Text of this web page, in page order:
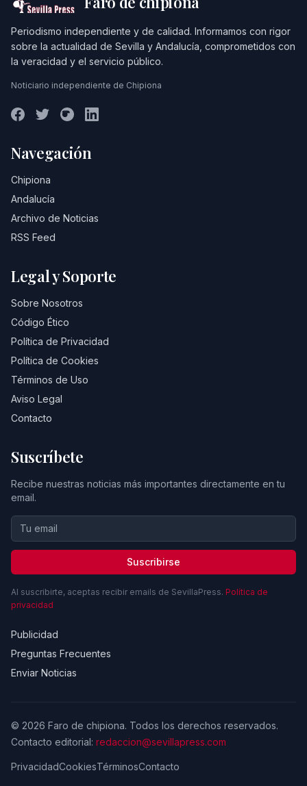
Periodismo independiente y de calidad. Informamos con rigor
sobre la actualidad de Sevilla y Andalucía, comprometidos con
la veracidad y el servicio público.
Noticiario independiente de Chipiona
Navegación
Chipiona
Andalucía
Archivo de Noticias
RSS Feed
Legal y Soporte
Sobre Nosotros
Código Ético
Política de Privacidad
Política de Cookies
Términos de Uso
Aviso Legal
Contacto
Suscríbete
Recibe nuestras noticias más importantes directamente en tu
email.
Suscribirse
Al suscribirte, aceptas recibir emails de SevillaPress. Política de
privacidad
Publicidad
Preguntas Frecuentes
Enviar Noticias
© 2026 Faro de chipiona. Todos los derechos reservados.
Contacto editorial: redaccion@sevillapress.com
PrivacidadCookiesTérminosContacto